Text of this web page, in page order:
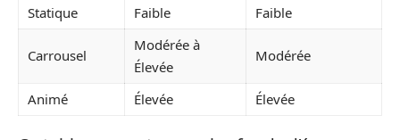
Statique Faible Faible
Carrousel
Modérée à
Élevée
Modérée
Animé Élevée Élevée